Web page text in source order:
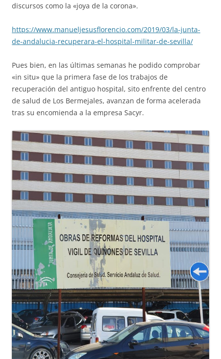
discursos como la «joya de la corona».
https://www.manueljesusflorencio.com/2019/03/la-junta-
de-andalucia-recuperara-el-hospital-militar-de-sevilla/
Pues bien, en las últimas semanas he podido comprobar
«in situ» que la primera fase de los trabajos de
recuperación del antiguo hospital, sito enfrente del centro
de salud de Los Bermejales, avanzan de forma acelerada
tras su encomienda a la empresa Sacyr.